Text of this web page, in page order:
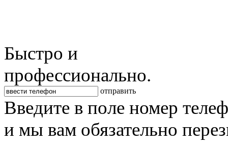
Быстро и
профессионально.
отправить
Введите в поле номер
и мы вам обязательно